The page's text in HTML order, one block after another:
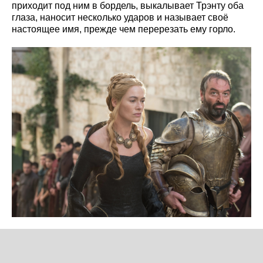
приходит под ним в бордель, выкалывает Трэнту оба
глаза, наносит несколько ударов и называет своё
настоящее имя, прежде чем перерезать ему горло.